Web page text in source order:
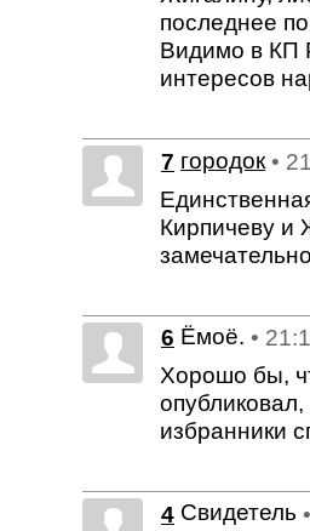
последнее
Видимо в КП
интересов
7 городок •
Кирпичеву и
6 Ёмоё. •
Хорошо бы,
избранники
4 Свидетель